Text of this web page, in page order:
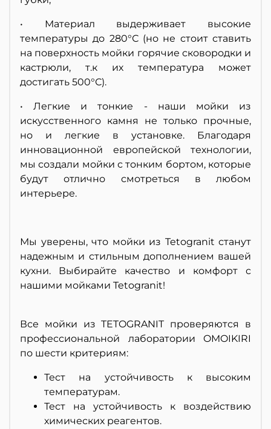
• Материал выдерживает высокие
температуры до 280°С (но не стоит ставить
на поверхность мойки горячие сковородки и
кастрюли, т.к их температура может
достигать 500°С).
• Легкие и тонкие - наши мойки из
искусственного камня не только прочные,
но и легкие в установке. Благодаря
инновационной европейской технологии,
мы создали мойки с тонким бортом, которые
будут отлично смотреться в любом
интерьере.
Мы уверены, что мойки из Tetogranit станут
надежным и стильным дополнением вашей
кухни. Выбирайте качество и комфорт с
нашими мойками Tetogranit!
Все мойки из TETOGRANIT проверяются в
профессиональной лаборатории OMOIKIRI
по шести критериям:
Тест на устойчивость к высоким
температурам.
Тест на устойчивость к воздействию
химических реагентов.